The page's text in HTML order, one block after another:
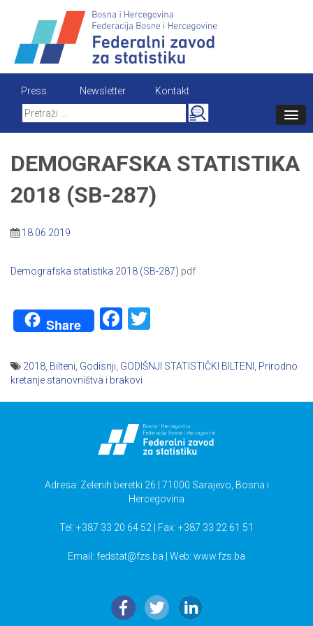
content
Press Newsletter
Kontakt
Search
for:
DEMOGRAFSKA STATISTIKA
2018 (SB-287)
18.06.2019
Demografska statistika 2018 (SB-287) .pdf
Share Facebook
2018 Bilteni Godisnji GODIŠNJI STATISTIČKI BILTENI
Prirodno
kretanje stanovništva i brakovi
Adresa: Zelenih beretki 26 | 71000 Sarajevo, Bosna i
Hercegovina
Tel: +387 33 20 64 52 | Fax: +387 33 22 61 51
Email: fedstat@fzs.ba | Web: www.fzs.ba